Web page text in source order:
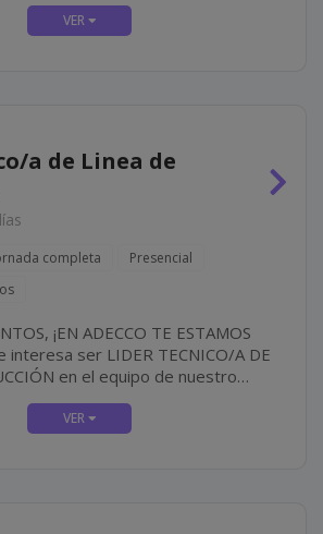
perfil técnico-comercial, motivados...
a de Linea de
completa
Presencial
ESTAMOS
en el equipo de nuestro
EMPRESA DE ALIMENTOS
y crea tu futuro! ¿CÓMO ES